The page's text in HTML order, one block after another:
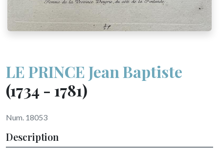
LE PRINCE Jean Baptiste
(1734 - 1781)
Num. 18053
Description